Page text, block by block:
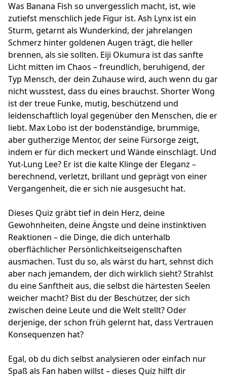
Was Banana Fish so unvergesslich macht, ist, wie
zutiefst menschlich jede Figur ist. Ash Lynx ist ein
Sturm, getarnt als Wunderkind, der jahrelangen
Schmerz hinter goldenen Augen trägt, die heller
brennen, als sie sollten. Eiji Okumura ist das sanfte
Licht mitten im Chaos – freundlich, beruhigend, der
Typ Mensch, der dein Zuhause wird, auch wenn du gar
nicht wusstest, dass du eines brauchst. Shorter Wong
ist der treue Funke, mutig, beschützend und
leidenschaftlich loyal gegenüber den Menschen, die er
liebt. Max Lobo ist der bodenständige, brummige,
aber gutherzige Mentor, der seine Fürsorge zeigt,
indem er für dich meckert und Wände einschlägt. Und
Yut-Lung Lee? Er ist die kalte Klinge der Eleganz –
berechnend, verletzt, brillant und geprägt von einer
Vergangenheit, die er sich nie ausgesucht hat.
Dieses Quiz gräbt tief in dein Herz, deine
Gewohnheiten, deine Ängste und deine instinktiven
Reaktionen – die Dinge, die dich unterhalb
oberflächlicher Persönlichkeitseigenschaften
ausmachen. Tust du so, als wärst du hart, sehnst dich
aber nach jemandem, der dich wirklich sieht? Strahlst
du eine Sanftheit aus, die selbst die härtesten Seelen
weicher macht? Bist du der Beschützer, der sich
zwischen deine Leute und die Welt stellt? Oder
derjenige, der schon früh gelernt hat, dass Vertrauen
Konsequenzen hat?
Egal, ob du dich selbst analysieren oder einfach nur
Spaß als Fan haben willst – dieses Quiz hilft dir